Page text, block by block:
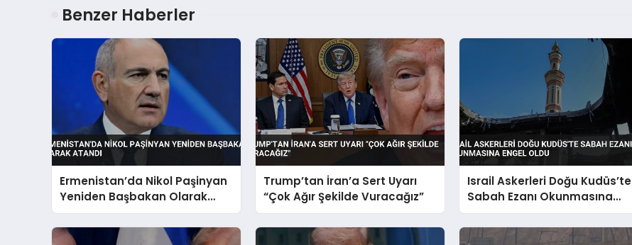
Benzer Haberler
Ermenistan’da Nikol Paşinyan
Yeniden Başbakan Olarak
Atandı
Trump’tan İran’a Sert Uyarı
“Çok Ağır Şekilde Vuracağız”
Israil Askerleri Doğu Kudüs’te
Sabah Ezanı Okunmasına
Engel Oldu